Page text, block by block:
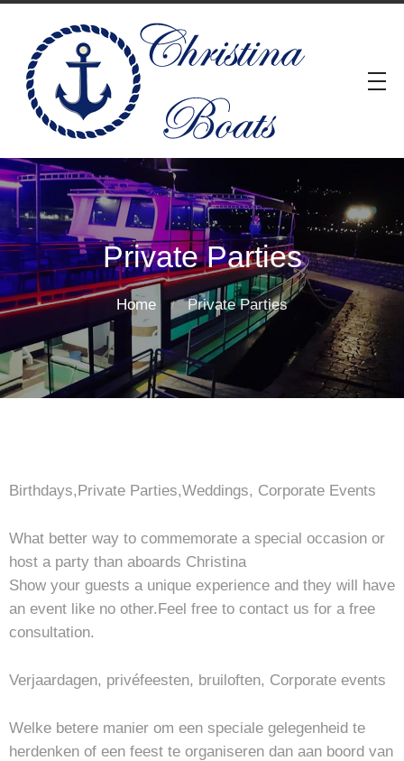
Private Parties
Home Private Parties
Birthdays,Private Parties,Weddings, Corporate Events
What better way to commemorate a special occasion or
host a party than aboards Christina
Show your guests a unique experience and they will have
an event like no other.Feel free to contact us for a free
consultation.
Verjaardagen, privéfeesten, bruiloften, Corporate events
Welke betere manier om een speciale gelegenheid te
herdenken of een feest te organiseren dan aan boord van